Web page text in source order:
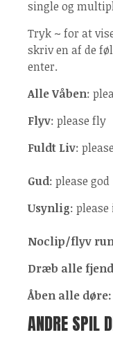
single og
Tryk ~ for at
skriv en af de
enter.
Alle Våben:
Flyv: please fly
Fuldt Liv:
Gud: please god
Usynlig:
Noclip/flyv
Dræb alle
Åben alle døre:
ANDRE SPIL